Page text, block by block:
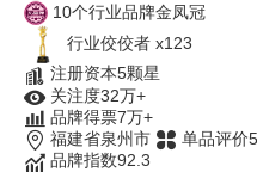
10个行业品牌金凤冠
行业佼佼者 x123
注册资本5颗星
关注度32万+
品牌得票7万+
福建省泉州市
单品评价
品牌指数92.3